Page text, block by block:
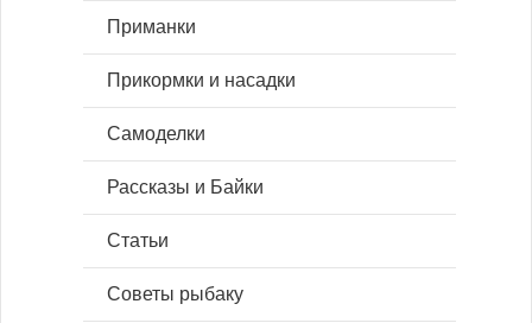
Приманки
Прикормки и насадки
Самоделки
Рассказы и Байки
Статьи
Советы рыбаку